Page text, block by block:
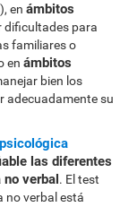
enámbitos
dificultades para
familiares o
enámbitos
bien los
adecuadamente su
las diferentes
verbal. El test
no verbal está